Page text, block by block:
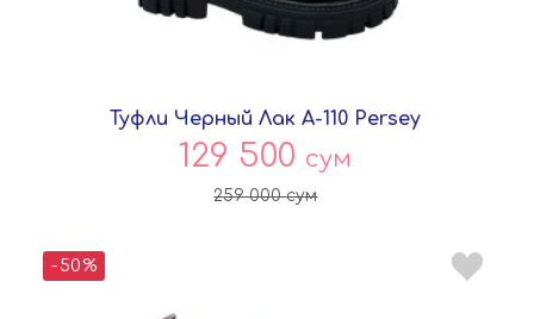
Туфли Черный Лак A-110 Persey
129 500 сум
259 000сум
-50%